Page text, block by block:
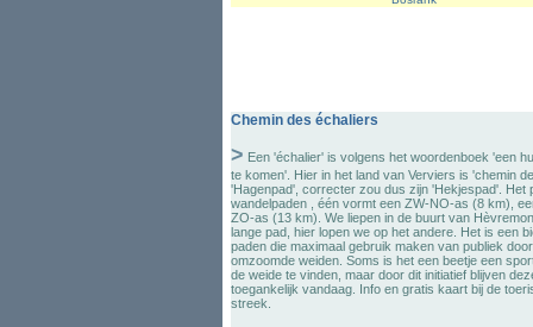
Chemin des échaliers
> Een 'échalier' is volgens het woordenboek 'een
te komen'. Hier in het land van Verviers is 'chemin
'Hagenpad', correcter zou dus zijn 'Hekjespad'. Het
wandelpaden , één vormt een ZW-NO-as (8 km),
ZO-as (13 km). We liepen in de buurt van
lange pad, hier lopen we op het andere. Het is een
paden die maximaal gebruik maken van publiek
omzoomde weiden. Soms is het een beetje een
de weide te vinden, maar door dit initiatief blijven
toegankelijk vandaag. Info en gratis kaart bij de
streek.